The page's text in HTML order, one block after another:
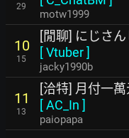
29
motw1999
10
15
[閒聊] にじさ
[Vtuber]
jacky1990b
11
13
[洽特] 月付一
[AC_In ]
paiopapa